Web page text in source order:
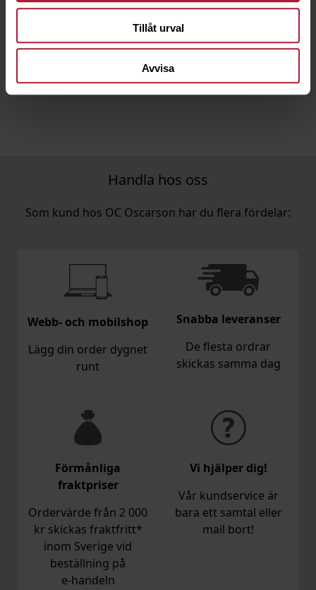
Tillåt urval
Avvisa
3M Dual Lock SJ3560 25mm Transparant 45,7m
Handla hos oss
Som kund hos OC Oscarson har du flera fördelar:
Webb- och mobilshop
Lägg din order dygnet
runt
Snabba leveranser
De flesta ordrar
skickas samma dag
Förmånliga
fraktpriser
Ordervärde från 2 000
kr skickas fraktfritt*
inom Sverige vid
beställning på
e‑handeln
Vi hjälper dig!
Vår kundservice är
bara ett samtal eller
mail bort!